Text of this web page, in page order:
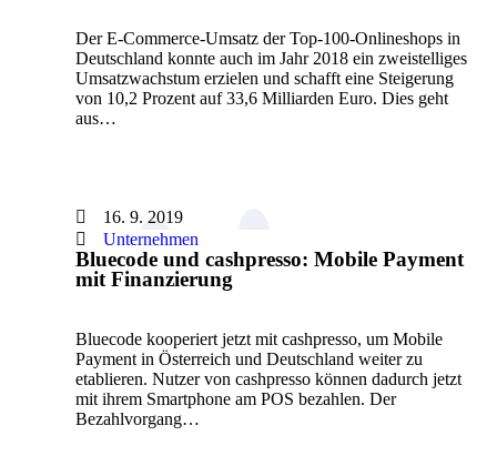
Der E-Commerce-Umsatz der Top-100-Onlineshops in
Deutschland konnte auch im Jahr 2018 ein zweistelliges
Umsatzwachstum erzielen und schafft eine Steigerung
von 10,2 Prozent auf 33,6 Milliarden Euro. Dies geht
aus…
16. 9. 2019
Unternehmen
Bluecode und cashpresso: Mobile Payment
mit Finanzierung
Bluecode kooperiert jetzt mit cashpresso, um Mobile
Payment in Österreich und Deutschland weiter zu
etablieren. Nutzer von cashpresso können dadurch jetzt
mit ihrem Smartphone am POS bezahlen. Der
Bezahlvorgang…